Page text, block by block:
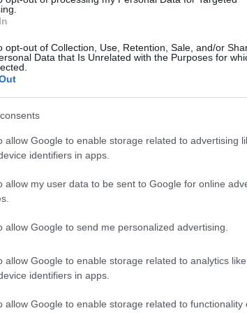
opt-out of Collection, Use, Retention, Sale, and/or
Data that Is Unrelated with the Purposes for
allow Google to enable storage related to advertising
identifiers in apps.
allow my user data to be sent to Google for online
allow Google to send me personalized advertising.
allow Google to enable storage related to analytics
identifiers in apps.
allow Google to enable storage related to functionality
του θητείας, ανέλαβε κρίσιμα
Οικονομικών: Στις αρχές της δεκαετίας
πολιτική σε μια μεταβατική περίοδο για